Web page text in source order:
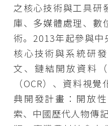
之核心技術與工具研
庫、多媒體處理、數
術。2013年起參與中
核心技術與系統研
文、鏈結開放資料
（OCR）、資料視
典開發計畫：開放
索、中國歷代人物傳